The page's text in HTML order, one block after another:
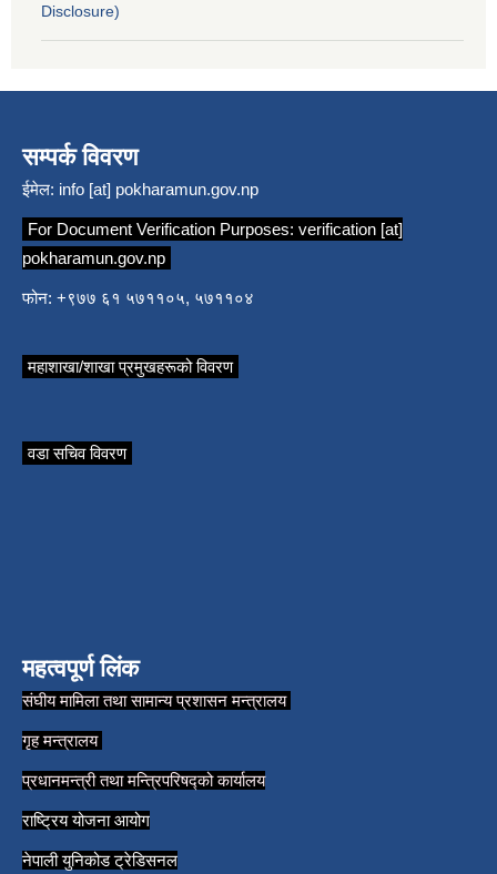
Disclosure)
सम्पर्क विवरण
ईमेल: info [at] pokharamun.gov.np
For Document Verification Purposes: verification [at]
pokharamun.gov.np
फोन: +९७७ ६१ ५७११०५, ५७११०४
महाशाखा/शाखा प्रमुखहरूको विवरण
वडा सचिव विवरण
महत्वपूर्ण लिंक
संघीय मामिला तथा सामान्य प्रशासन मन्त्रालय
गृह मन्त्रालय
प्रधानमन्त्री तथा मन्त्रिपरिषद्को कार्यालय
राष्ट्रिय योजना आयोग
नेपाली युनिकोड ट्रेडिसनल